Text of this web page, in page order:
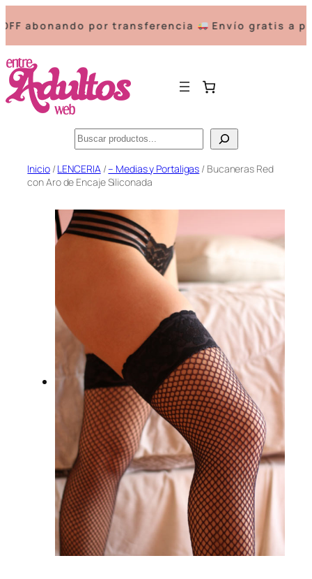
por transferencia Envío gratis a partir
Buscar
Saltar
contenido
Inicio/LENCERIA/– Medias y Portaligas / Bucaneras Red
con Aro de Encaje Siliconada